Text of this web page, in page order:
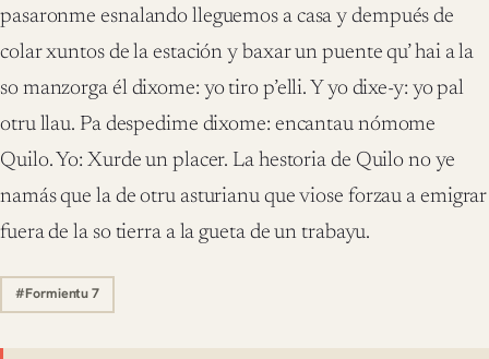
pasaronme esnalando lleguemos a casa y dempués de
colar xuntos de la estación y baxar un puente qu’ hai a la
so manzorga él dixome: yo tiro p’elli. Y yo dixe-y: yo pal
otru llau. Pa despedime dixome: encantau nómome
Quilo. Yo: Xurde un placer. La hestoria de Quilo no ye
namás que la de otru asturianu que viose forzau a emigrar
fuera de la so tierra a la gueta de un trabayu.
#Formientu 7